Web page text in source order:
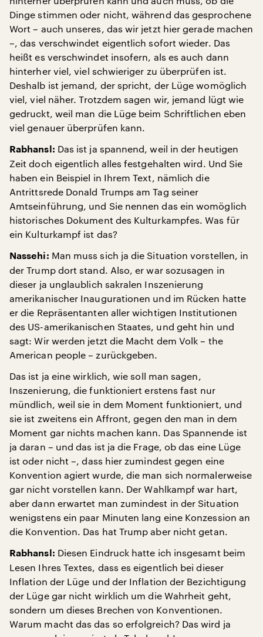
Dinge stimmen oder nicht, während das gesprochene
Wort – auch unseres, das wir jetzt hier gerade machen
–, das verschwindet eigentlich sofort wieder. Das
heißt es verschwindet insofern, als es auch dann
hinterher viel, viel schwieriger zu überprüfen ist.
Deshalb ist jemand, der spricht, der Lüge womöglich
viel, viel näher. Trotzdem sagen wir, jemand lügt wie
gedruckt, weil man die Lüge beim Schriftlichen eben
viel genauer überprüfen kann.
Rabhansl: Das ist ja spannend, weil in der heutigen
Zeit doch eigentlich alles festgehalten wird. Und Sie
haben ein Beispiel in Ihrem Text, nämlich die
Antrittsrede Donald Trumps am Tag seiner
Amtseinführung, und Sie nennen das ein womöglich
historisches Dokument des Kulturkampfes. Was für
ein Kulturkampf ist das?
Nassehi: Man muss sich ja die Situation vorstellen, in
der Trump dort stand. Also, er war sozusagen in
dieser ja unglaublich sakralen Inszenierung
amerikanischer Inaugurationen und im Rücken hatte
er die Repräsentanten aller wichtigen Institutionen
des US-amerikanischen Staates, und geht hin und
sagt: Wir werden jetzt die Macht dem Volk – the
American people – zurückgeben.
Das ist ja eine wirklich, wie soll man sagen,
Inszenierung, die funktioniert erstens fast nur
mündlich, weil sie in dem Moment funktioniert, und
sie ist zweitens ein Affront, gegen den man in dem
Moment gar nichts machen kann. Das Spannende ist
ja daran – und das ist ja die Frage, ob das eine Lüge
ist oder nicht –, dass hier zumindest gegen eine
Konvention agiert wurde, die man sich normalerweise
gar nicht vorstellen kann. Der Wahlkampf war hart,
aber dann erwartet man zumindest in der Situation
wenigstens ein paar Minuten lang eine Konzession an
die Konvention. Das hat Trump aber nicht getan.
Rabhansl: Diesen Eindruck hatte ich insgesamt beim
Lesen Ihres Textes, dass es eigentlich bei dieser
Inflation der Lüge und der Inflation der Bezichtigung
der Lüge gar nicht wirklich um die Wahrheit geht,
sondern um dieses Brechen von Konventionen.
Warum macht das das so erfolgreich? Das wird ja